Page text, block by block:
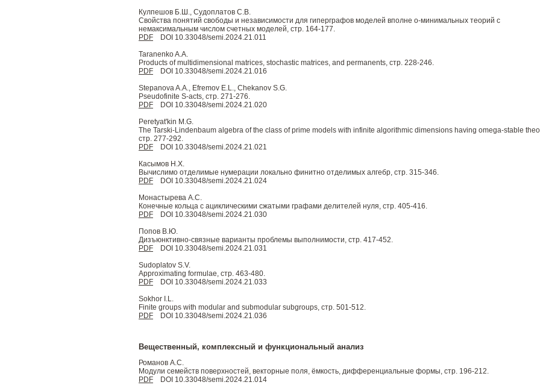
Кулпешов Б.Ш., Судоплатов С.В.
Свойства понятий свободы и независимости для гиперграфов моделей вполне о-минимальных теорий с
немаксимальным числом счетных моделей, стр. 164-177.
PDF DOI 10.33048/semi.2024.21.011
Taranenko A.A.
Products of multidimensional matrices, stochastic matrices, and permanents, стр. 228-246.
PDF DOI 10.33048/semi.2024.21.016
Stepanova A.A., Efremov E.L., Chekanov S.G.
Pseudofinite S-acts, стр. 271-276.
PDF DOI 10.33048/semi.2024.21.020
Peretyat'kin M.G.
The Tarski-Lindenbaum algebra of the class of prime models with infinite algorithmic dimensions having omega-stable
стр. 277-292.
PDF DOI 10.33048/semi.2024.21.021
Касымов Н.Х.
Вычислимо отделимые нумерации локально финитно отделимых алгебр, стр. 315-346.
PDF DOI 10.33048/semi.2024.21.024
Монастырева А.С.
Конечные кольца с ациклическими сжатыми графами делителей нуля, стр. 405-416.
PDF DOI 10.33048/semi.2024.21.030
Попов В.Ю.
Дизъюнктивно-связные варианты проблемы выполнимости, стр. 417-452.
PDF DOI 10.33048/semi.2024.21.031
Sudoplatov S.V.
Approximating formulae, стр. 463-480.
PDF DOI 10.33048/semi.2024.21.033
Sokhor I.L.
Finite groups with modular and submodular subgroups, стр. 501-512.
PDF DOI 10.33048/semi.2024.21.036
Вещественный, комплексный и функциональный анализ
Романов А.С.
Модули семейств поверхностей, векторные поля, ёмкость, дифференциальные формы, стр. 196-212.
PDF DOI 10.33048/semi.2024.21.014